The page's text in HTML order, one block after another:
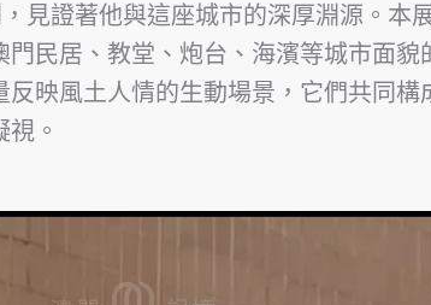
證著他與這座城市的深厚淵源。本
門民居、教堂、炮台、海濱等城市面
反映風土人情的生動場景，它們共同
。